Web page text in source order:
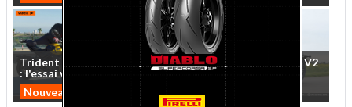
Trident
660
: l'essaividéo
Nouveautés 2026
Essai QJMotor
V2
2026:cruise
Custom